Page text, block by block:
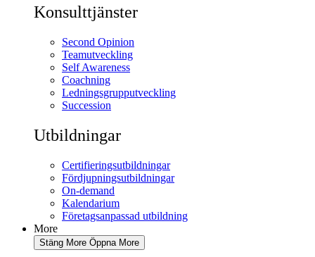
Konsulttjänster
Second Opinion
Teamutveckling
Self Awareness
Coachning
Ledningsgrupputveckling
Succession
Utbildningar
Certifieringsutbildningar
Fördjupningsutbildningar
On-demand
Kalendarium
Företagsanpassad utbildning
More
Stäng More Öppna More